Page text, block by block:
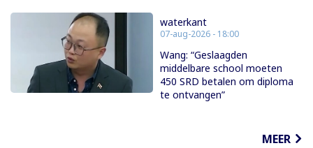
waterkant
07-aug-2026 - 18:00
Wang: “Geslaagden
middelbare school moeten
450 SRD betalen om diploma
te ontvangen”
MEER